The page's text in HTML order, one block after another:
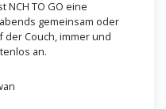
NCH TO GO eine
gemeinsam oder
der Couch, immer und
an.